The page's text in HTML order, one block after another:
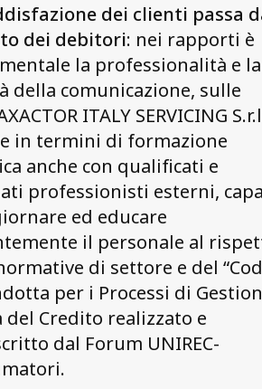
dei clienti passa
dei debitori: nei rapporti è
la professionalità e la
della comunicazione, sulle
ITALY SERVICING
in termini di formazione
anche con qualificati e
professionisti esterni,
ed educare
il personale al
di settore e del
per i Processi di
del Credito realizzato e
dal Forum UNIREC-